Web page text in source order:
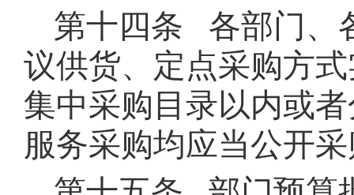
第十四条 各部门、
议供货、定点采购方
集中采购目录以内或
服务采购均应当公开